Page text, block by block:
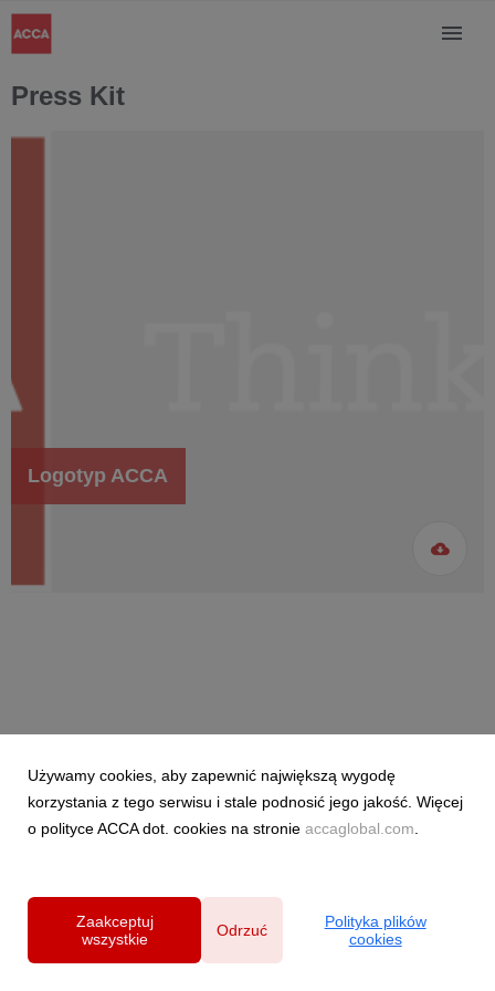
Press Kit
Logotyp ACCA
Powered by
Polityka prywatności Klauzula RODO
Używamy cookies, aby zapewnić największą wygodę
korzystania z tego serwisu i stale podnosić jego jakość. Więcej
o polityce ACCA dot. cookies na stronie accaglobal.com
Zaakceptuj
wszystkie
Odrzuć
Polityka plików
cookies